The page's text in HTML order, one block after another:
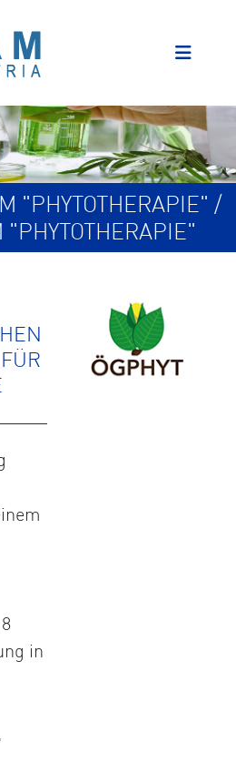
"PHYTOTHERAPIE" /
in